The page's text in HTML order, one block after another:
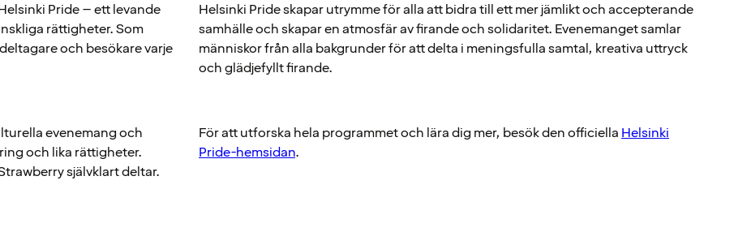
Pride – ett levande
rättigheter. Som
och besökare varje
evenemang och
och lika rättigheter.
självklart deltar.
Helsinki Pride skapar utrymme för alla att bidra till ett mer jämlikt och accepterande
samhälle och skapar en atmosfär av firande och solidaritet. Evenemanget samlar
människor från alla bakgrunder för att delta i meningsfulla samtal, kreativa uttryck
och glädjefyllt firande.
För att utforska hela programmet och lära dig mer, besök den officiella Helsinki
Pride-hemsidan.